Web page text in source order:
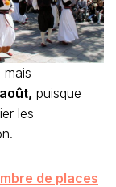
puisque
les
de places